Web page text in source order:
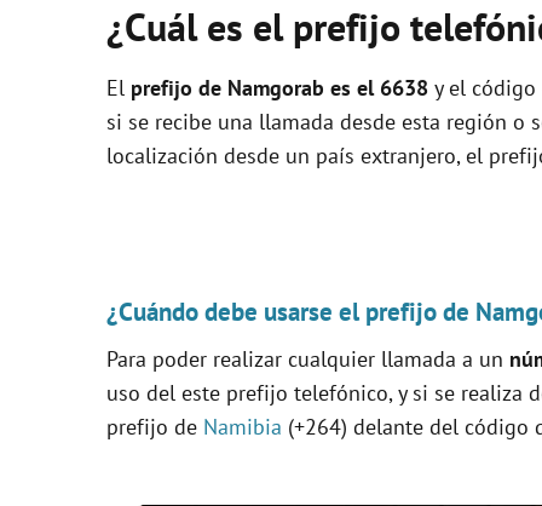
¿Cuál es el prefijo
El prefijo de Namgorab es el 6638 y el
si se recibe una llamada desde esta región o
localización desde un país extranjero, el
¿Cuándo debe usarse el prefijo de
Para poder realizar cualquier llamada a un
uso del este prefijo telefónico, y si se realiza
prefijo de Namibia (+264) delante del código